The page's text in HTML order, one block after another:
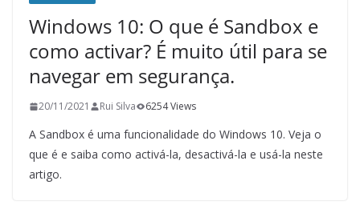
Windows 10: O que é Sandbox e
como activar? É muito útil para se
navegar em segurança.
20/11/2021 Rui Silva 6254 Views
A Sandbox é uma funcionalidade do Windows 10. Veja o
que é e saiba como activá-la, desactivá-la e usá-la neste
artigo.